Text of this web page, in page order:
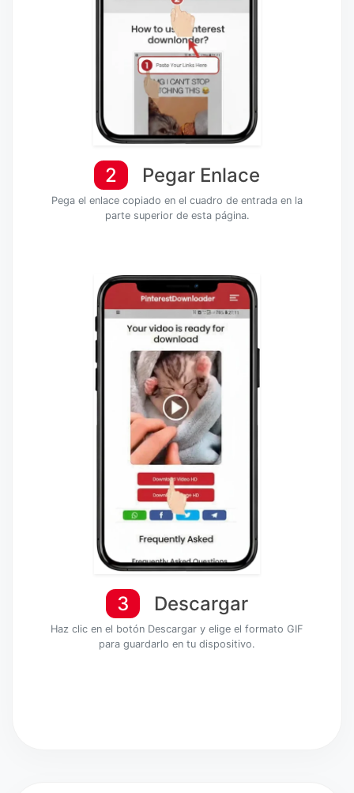
2 Pegar Enlace
Pega el enlace copiado en el cuadro de entrada en la
parte superior de esta página.
3 Descargar
Haz clic en el botón Descargar y elige el formato GIF
para guardarlo en tu dispositivo.